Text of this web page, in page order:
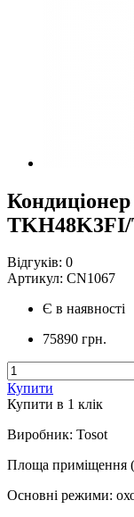
Відгуків: 0
Артикул: CN1067
Є в наявності
75890 грн.
Купити
Купити в 1 клiк
Виробник: Tosot
Площа приміщення
Основні режими: